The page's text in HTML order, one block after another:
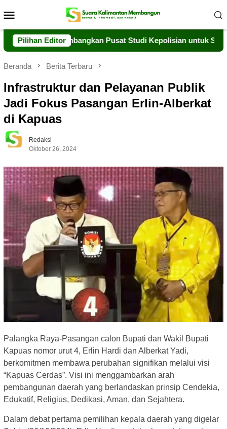
ke
Mobile
Pilihan Editor
Kembangkan Pusat Studi Kepolisian untuk SDM Unggul
Beranda Berita Terbaru
Infrastruktur dan Pelayanan Publik
Jadi Fokus Pasangan Erlin-Alberkat
di Kapuas
Redaksi
Oktober 26, 2024
Palangka Raya-Pasangan calon Bupati dan Wakil Bupati
Kapuas nomor urut 4, Erlin Hardi dan Alberkat Yadi,
berkomitmen membawa perubahan signifikan melalui visi
“Kapuas Cerdas”. Visi ini menggambarkan arah
pembangunan daerah yang berlandaskan prinsip Cendekia,
Edukatif, Religius, Dedikasi, Aman, dan Sejahtera.
Dalam debat pertama pemilihan kepala daerah yang digelar